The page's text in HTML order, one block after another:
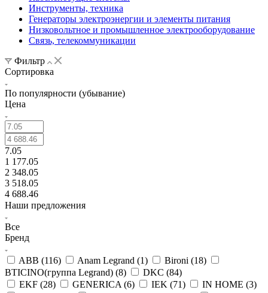
Инструменты, техника
Генераторы электроэнергии и элементы питания
Низковольтное и промышленное электрооборудование
Связь, телекоммуникации
Фильтр
Сортировка
По популярности (убывание)
Цена
7.05
1 177.05
2 348.05
3 518.05
4 688.46
Наши предложения
Все
Бренд
ABB (116) Anam Legrand (1) Bironi (18)
BTICINO(группа Legrand) (8) DKC (84)
EKF (28) GENERICA (6) IEK (71) IN HOME (3)